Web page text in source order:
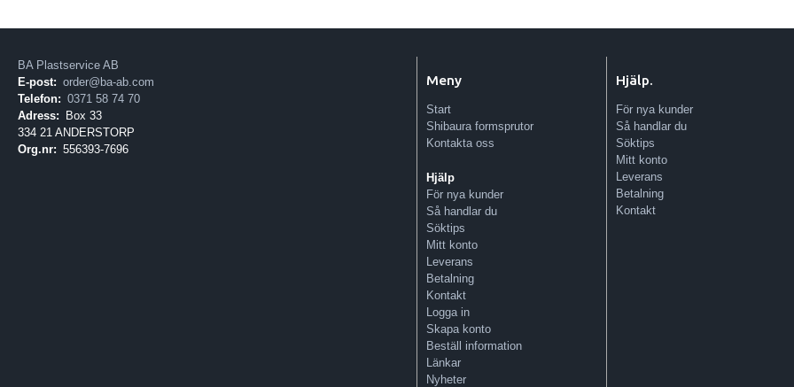
BA Plastservice AB
E-post: order@ba-ab.com
Telefon: 0371 58 74 70
Adress:
Box 33
334 21 ANDERSTORP
Org.nr: 556393-7696
Meny
Start
Shibaura formsprutor
Kontakta oss
Hjälp
För nya kunder
Så handlar du
Söktips
Mitt konto
Leverans
Betalning
Kontakt
Logga in
Skapa konto
Beställ information
Länkar
Nyheter
Hjälp.
För nya kunder
Så handlar du
Söktips
Mitt konto
Leverans
Betalning
Kontakt